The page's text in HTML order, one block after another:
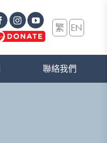
繁 EN
聯絡我們